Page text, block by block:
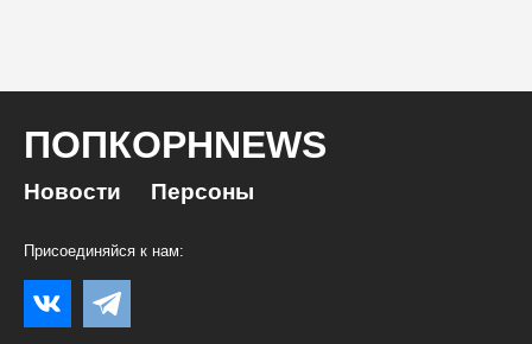
ПОПКОРНNEWS
Новости Персоны
Присоединяйся к нам: